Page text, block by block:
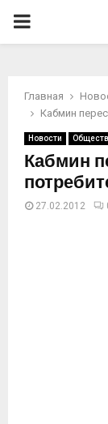
ОСНОВНОЕ
Главная
Кабмин
Новости
Кабмин
27.02.2012